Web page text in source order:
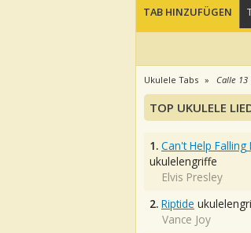
TAB HINZUFÜGEN
Ukulele Tabs Calle 13
TOP UKULELE
1. Can't Help Falling
ukulelengriffe
Elvis Presley
2. Riptide
Vance Joy